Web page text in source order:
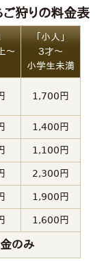
ご狩りの料金表
〜
「小人」
３才〜
小学生未満
1,700円
1,400円
1,100円
2,300円
1,900円
1,600円
金のみ